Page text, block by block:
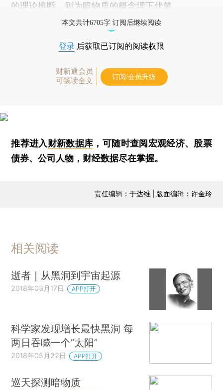
的理论推断，则为暗物质的概念埋下伏笔。
本文共计6705字 订阅后继续阅读
登录 后获取已订阅的阅读权限
财新通会员
可畅读全文
订阅/会员升级
推荐进入财新数据库 ，可随时查阅宏观经济、股票
债券、公司人物，财经数据尽在掌握。
责任编辑：于达维 | 版面编辑：许金玲
相关阅读
逝者｜从黑洞到宇宙起源
2018年03月17日 APP打开
科学家发现增长最快黑洞 每
两日吞噬一个“太阳”
2018年05月22日 APP打开
巡天探测暗物质